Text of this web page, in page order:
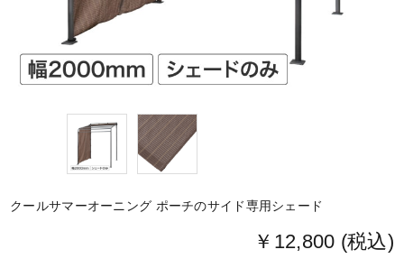
クールサマーオーニング ポーチのサイド専用シェード
￥12,800 (税込)